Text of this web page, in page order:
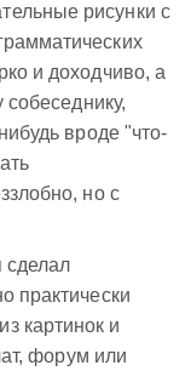
рисунки с
и доходчиво, а
вроде "что-
но с
сделал
практически
картинок и
форум или